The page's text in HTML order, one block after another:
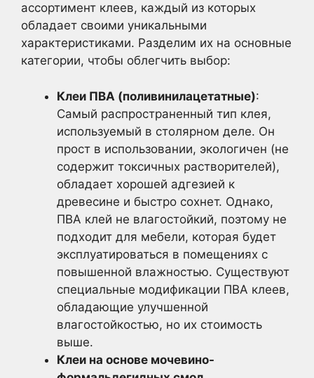
ассортимент клеев, каждый из которых
обладает своими уникальными
характеристиками. Разделим их на основные
категории, чтобы облегчить выбор:
Клеи ПВА (поливинилацетатные):
Самый распространенный тип клея,
используемый в столярном деле. Он
прост в использовании, экологичен (не
содержит токсичных растворителей),
обладает хорошей адгезией к
древесине и быстро сохнет. Однако,
ПВА клей не влагостойкий, поэтому не
подходит для мебели, которая будет
эксплуатироваться в помещениях с
повышенной влажностью. Существуют
специальные модификации ПВА клеев,
обладающие улучшенной
влагостойкостью, но их стоимость
выше.
Клеи на основе мочевино-